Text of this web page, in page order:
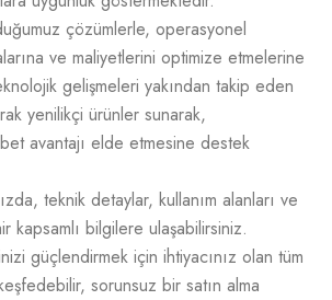
çözümlerle, operasyonel
ve maliyetlerini optimize etmelerine
gelişmeleri yakından takip eden
yenilikçi ürünler sunarak,
avantajı elde etmesine destek
teknik detaylar, kullanım alanları ve
kapsamlı bilgilere ulaşabilirsiniz.
güçlendirmek için ihtiyacınız olan tüm
sorunsuz bir satın alma